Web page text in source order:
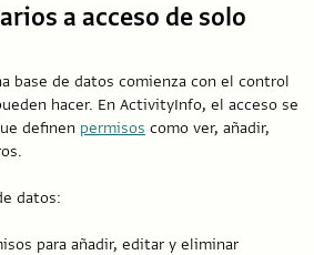
a acceso de solo
base de datos comienza con el control
hacer. En ActivityInfo, el acceso se
definen permisos como ver, añadir,
datos:
para añadir, editar y eliminar